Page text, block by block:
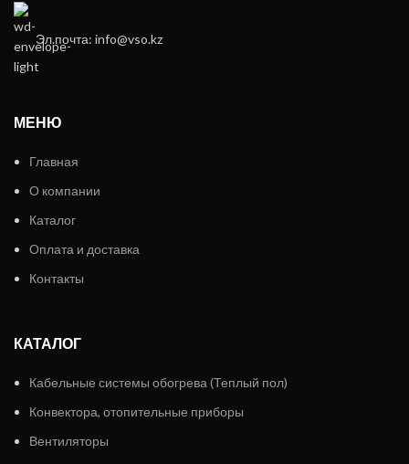
Эл.почта: info@vso.kz
МЕНЮ
Главная
О компании
Каталог
Оплата и доставка
Контакты
КАТАЛОГ
Кабельные системы обогрева (Теплый пол)
Конвектора, отопительные приборы
Вентиляторы